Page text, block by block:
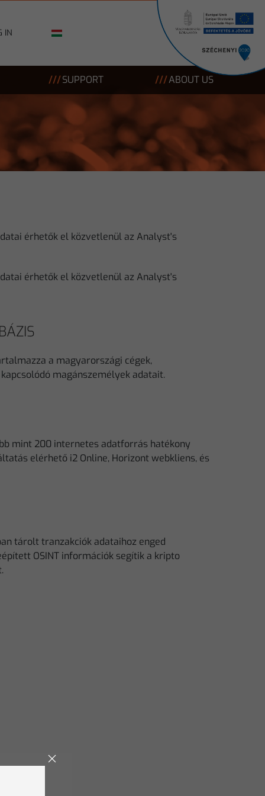
IN
SUPPORT ABOUT US
érhetők el közvetlenül az Analyst's
érhetők el közvetlenül az Analyst's
a magyarországi cégek,
magánszemélyek adatait.
mint 200 internetes adatforrás hatékony
elérhető i2 Online, Horizont webkliens, és
tárolt tranzakciók adataihoz enged
OSINT információk segítik a kripto